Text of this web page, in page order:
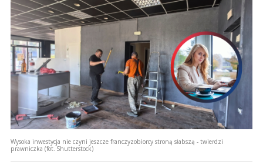
Wysoka inwestycja nie czyni jeszcze franczyzobiorcy stroną słabszą - twierdzi
prawniczka (fot. Shutterstock)